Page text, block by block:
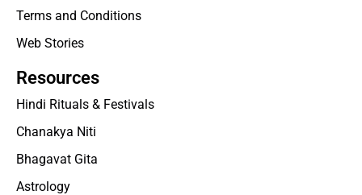
Terms and Conditions
Web Stories
Resources
Hindi Rituals & Festivals
Chanakya Niti
Bhagavat Gita
Astrology